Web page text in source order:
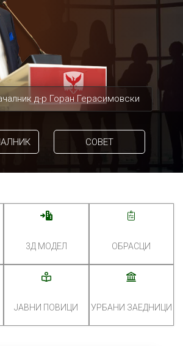
д-р Горан Герасимовски
СОВЕТ
3Д МОДЕЛ ОБРАСЦИ
ЈАВНИ ПОВИЦИ УРБАНИ ЗАЕДНИЦИ